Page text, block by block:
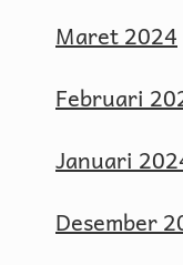
Maret 2024
Februari
Januari
Desember